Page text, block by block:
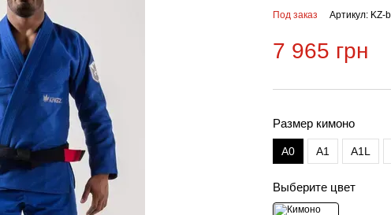
Под заказ Артикул: KZ-
7 965 грн
Размер кимоно
A0 A1 A1L
Выберите цвет